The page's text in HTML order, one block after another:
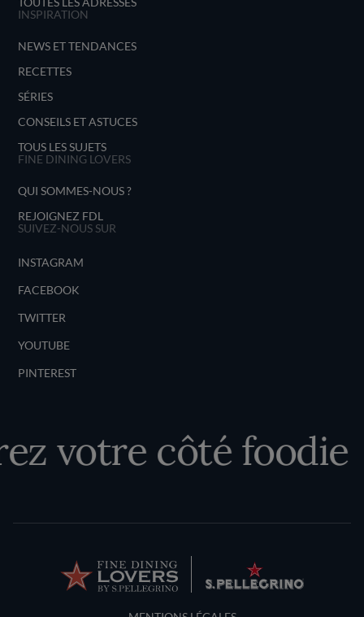
INSPIRATION
NEWS ET TENDANCES
RECETTES
SÉRIES
CONSEILS ET ASTUCES
TOUS LES SUJETS
FINE DINING LOVERS
QUI SOMMES-NOUS ?
REJOIGNEZ FDL
SUIVEZ-NOUS SUR
INSTAGRAM
FACEBOOK
TWITTER
YOUTUBE
PINTEREST
votre côté foodie
Terms and Conditions